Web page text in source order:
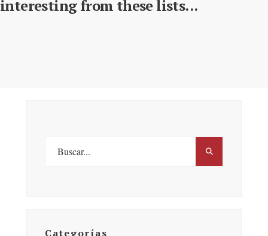
interesting from these lists...
Categorías